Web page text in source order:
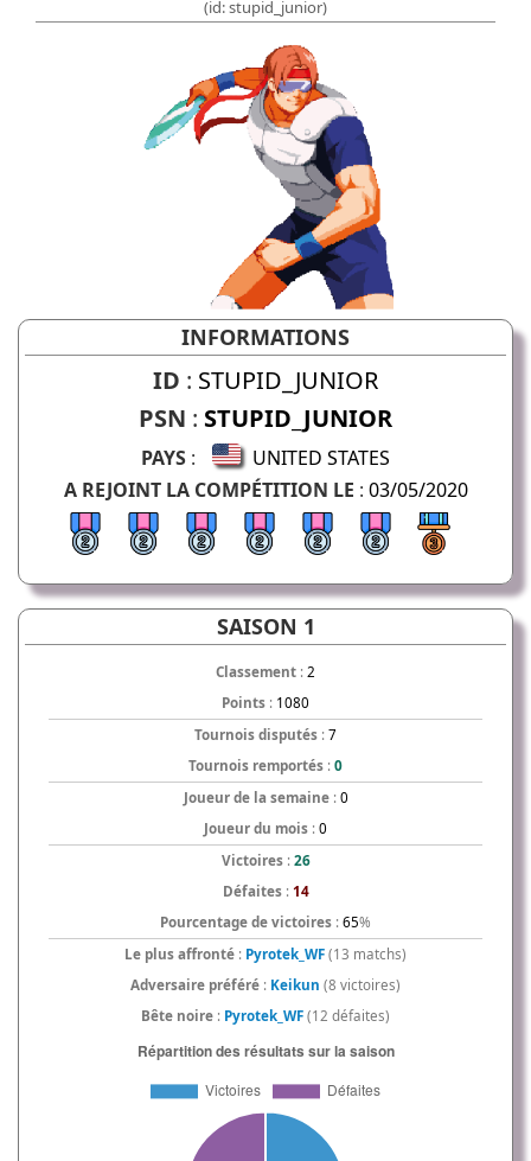
(id: stupid_junior)
INFORMATIONS
ID : STUPID_JUNIOR
PSN : STUPID_JUNIOR
PAYS :
UNITED STATES
A REJOINT LA COMPÉTITION LE : 03/05/2020
SAISON 1
Classement : 2
Points : 1080
Tournois disputés : 7
Tournois remportés : 0
Joueur de la semaine: 0
Joueur du mois : 0
Victoires: 26
Défaites: 14
Pourcentage de victoires : 65%
Le plus affronté : Pyrotek_WF (13 matchs)
Adversaire préféré : Keikun (8 victoires)
Bête noire : Pyrotek_WF (12 défaites)